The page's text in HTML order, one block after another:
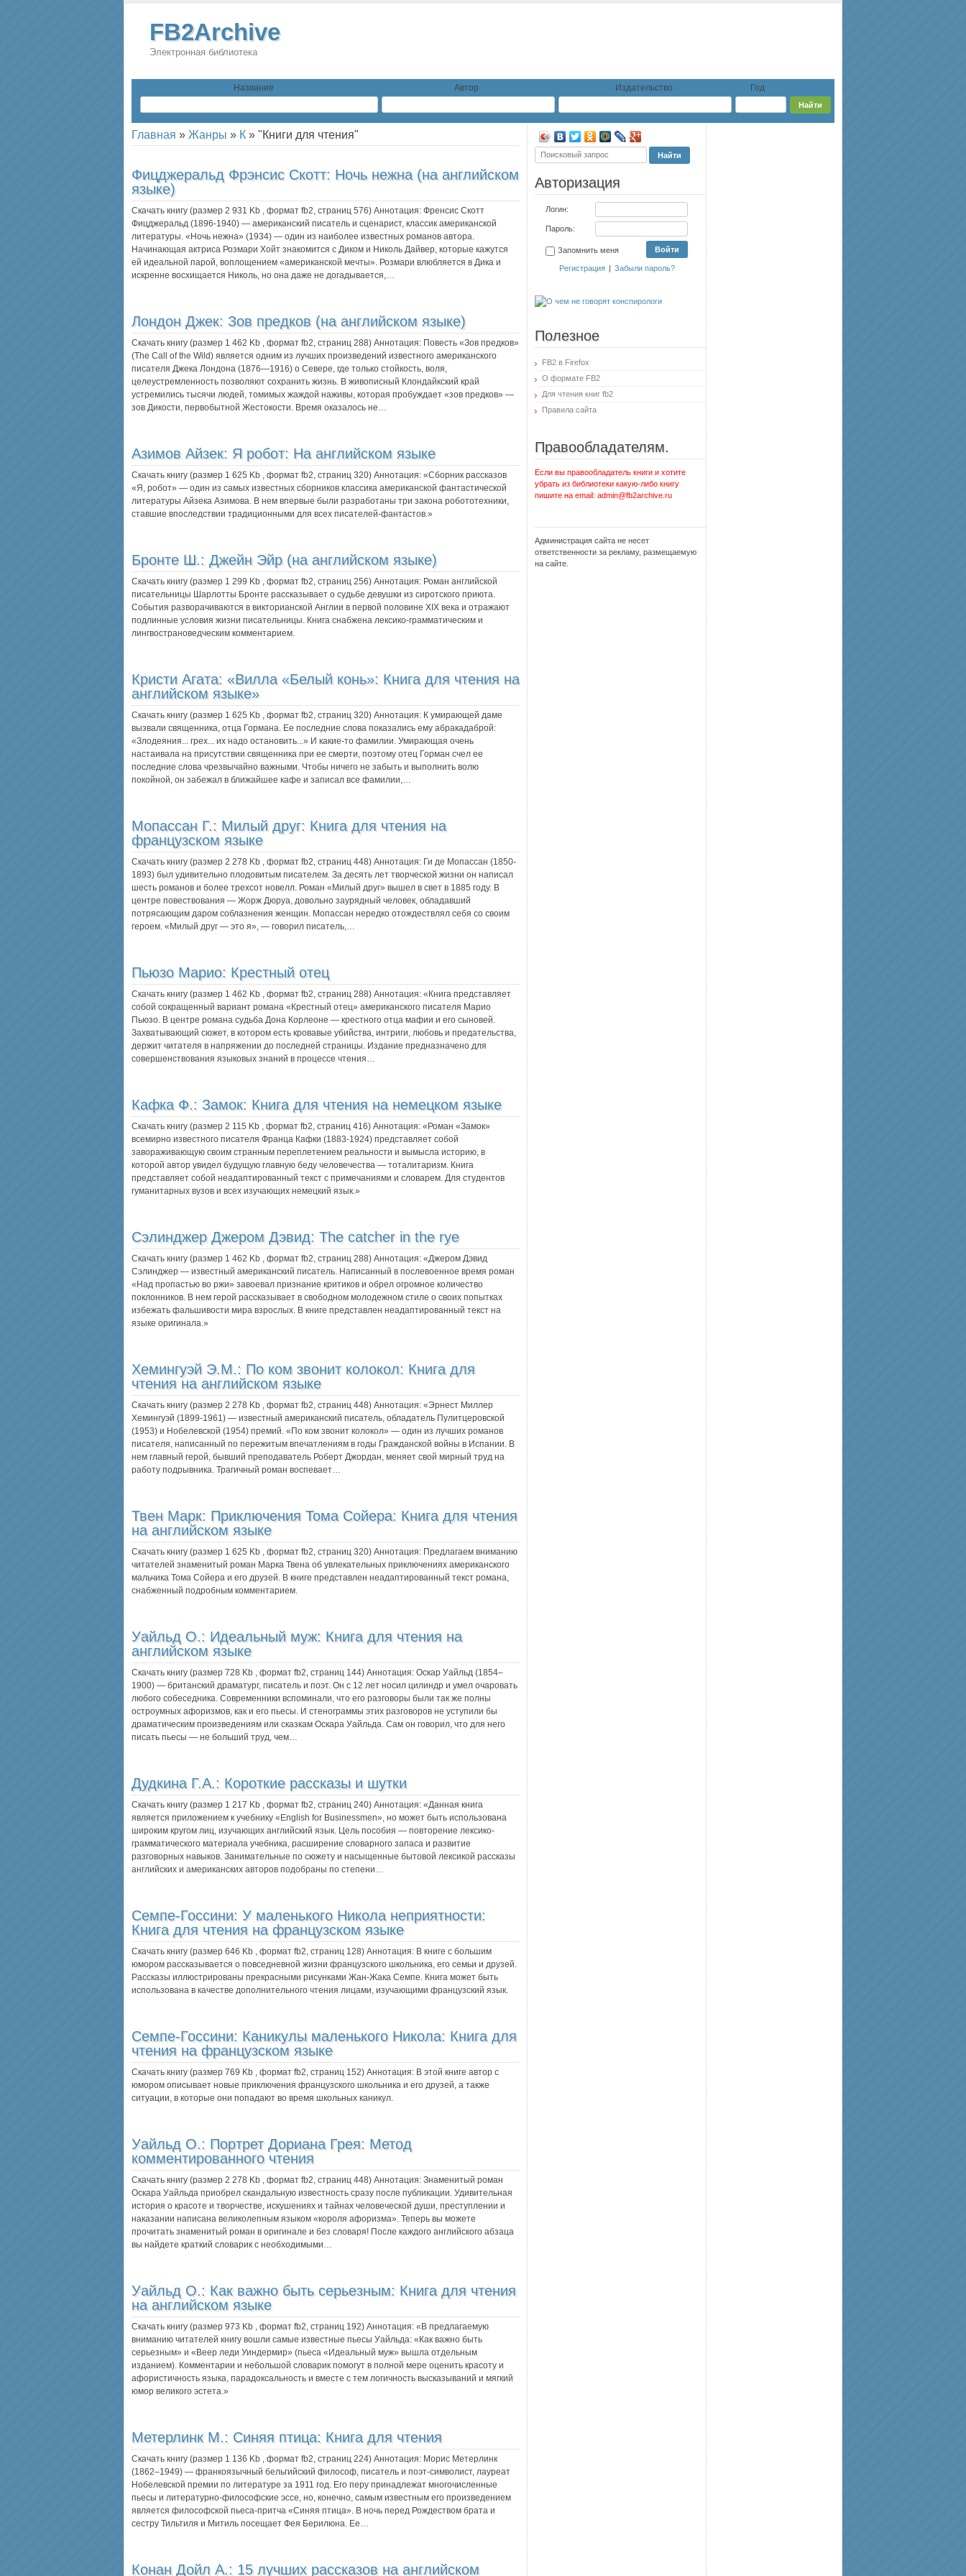
FB2Archive
Электронная библиотека
Название Автор Издательство Год
Главная » Жанры » К » "Книги для чтения"
Фицджеральд Фрэнсис Скотт: Ночь нежна (на английском
языке)
Скачать книгу (размер 2 931 Kb , формат fb2, страниц 576) Аннотация: Френсис Скотт
Фицджеральд (1896-1940) — американский писатель и сценарист, классик американской
литературы. «Ночь нежна» (1934) — один из наиболее известных романов автора.
Начинающая актриса Розмари Хойт знакомится с Диком и Николь Дайвер, которые кажутся
ей идеальной парой, воплощением «американской мечты». Розмари влюбляется в Дика и
искренне восхищается Николь, но она даже не догадывается,…
Лондон Джек: Зов предков (на английском языке)
Скачать книгу (размер 1 462 Kb , формат fb2, страниц 288) Аннотация: Повесть «Зов предков»
(The Call of the Wild) является одним из лучших произведений известного американского
писателя Джека Лондона (1876—1916) о Севере, где только стойкость, воля,
целеустремленность позволяют сохранить жизнь. В живописный Клондайкский край
устремились тысячи людей, томимых жаждой наживы, которая пробуждает «зов предков» —
зов Дикости, первобытной Жестокости. Время оказалось не…
Азимов Айзек: Я робот: На английском языке
Скачать книгу (размер 1 625 Kb , формат fb2, страниц 320) Аннотация: «Сборник рассказов
«Я, робот» — один из самых известных сборников классика американской фантастической
литературы Айзека Азимова. В нем впервые были разработаны три закона робототехники,
ставшие впоследствии традиционными для всех писателей-фантастов.»
Бронте Ш.: Джейн Эйр (на английском языке)
Скачать книгу (размер 1 299 Kb , формат fb2, страниц 256) Аннотация: Роман английской
писательницы Шарлотты Бронте рассказывает о судьбе девушки из сиротского приюта.
События разворачиваются в викторианской Англии в первой половине XIX века и отражают
подлинные условия жизни писательницы. Книга снабжена лексико-грамматическим и
лингвострановедческим комментарием.
Кристи Агата: «Вилла «Белый конь»: Книга для чтения на
английском языке»
Скачать книгу (размер 1 625 Kb , формат fb2, страниц 320) Аннотация: К умирающей даме
вызвали священника, отца Гормана. Ее последние слова показались ему абракадаброй:
«Злодеяния... грех... их надо остановить...» И какие-то фамилии. Умирающая очень
настаивала на присутствии священника при ее смерти, поэтому отец Горман счел ее
последние слова чрезвычайно важными. Чтобы ничего не забыть и выполнить волю
покойной, он забежал в ближайшее кафе и записал все фамилии,…
Мопассан Г.: Милый друг: Книга для чтения на
французском языке
Скачать книгу (размер 2 278 Kb , формат fb2, страниц 448) Аннотация: Ги де Мопассан (1850-
1893) был удивительно плодовитым писателем. За десять лет творческой жизни он написал
шесть романов и более трехсот новелл. Роман «Милый друг» вышел в свет в 1885 году. В
центре повествования — Жорж Дюруа, довольно заурядный человек, обладавший
потрясающим даром соблазнения женщин. Мопассан нередко отождествлял себя со своим
героем. «Милый друг — это я», — говорил писатель,…
Пьюзо Марио: Крестный отец
Скачать книгу (размер 1 462 Kb , формат fb2, страниц 288) Аннотация: «Книга представляет
собой сокращенный вариант романа «Крестный отец» американского писателя Марио
Пьюзо. В центре романа судьба Дона Корлеоне — крестного отца мафии и его сыновей.
Захватывающий сюжет, в котором есть кровавые убийства, интриги, любовь и предательства,
держит читателя в напряжении до последней страницы. Издание предназначено для
совершенствования языковых знаний в процессе чтения…
Кафка Ф.: Замок: Книга для чтения на немецком языке
Скачать книгу (размер 2 115 Kb , формат fb2, страниц 416) Аннотация: «Роман «Замок»
всемирно известного писателя Франца Кафки (1883-1924) представляет собой
завораживающую своим странным переплетением реальности и вымысла историю, в
которой автор увидел будущую главную беду человечества — тоталитаризм. Книга
представляет собой неадаптированный текст с примечаниями и словарем. Для студентов
гуманитарных вузов и всех изучающих немецкий язык.»
Сэлинджер Джером Дэвид: The catcher in the rye
Скачать книгу (размер 1 462 Kb , формат fb2, страниц 288) Аннотация: «Джером Дэвид
Сэлинджер — известный американский писатель. Написанный в послевоенное время роман
«Над пропастью во ржи» завоевал признание критиков и обрел огромное количество
поклонников. В нем герой рассказывает в свободном молодежном стиле о своих попытках
избежать фальшивости мира взрослых. В книге представлен неадаптированный текст на
языке оригинала.»
Хемингуэй Э.М.: По ком звонит колокол: Книга для
чтения на английском языке
Скачать книгу (размер 2 278 Kb , формат fb2, страниц 448) Аннотация: «Эрнест Миллер
Хемингуэй (1899-1961) — известный американский писатель, обладатель Пулитцеровской
(1953) и Нобелевской (1954) премий. «По ком звонит колокол» — один из лучших романов
писателя, написанный по пережитым впечатлениям в годы Гражданской войны в Испании. В
нем главный герой, бывший преподаватель Роберт Джордан, меняет свой мирный труд на
работу подрывника. Трагичный роман воспевает…
Твен Марк: Приключения Тома Сойера: Книга для чтения
на английском языке
Скачать книгу (размер 1 625 Kb , формат fb2, страниц 320) Аннотация: Предлагаем вниманию
читателей знаменитый роман Марка Твена об увлекательных приключениях американского
мальчика Тома Сойера и его друзей. В книге представлен неадаптированный текст романа,
снабженный подробным комментарием.
Уайльд О.: Идеальный муж: Книга для чтения на
английском языке
Скачать книгу (размер 728 Kb , формат fb2, страниц 144) Аннотация: Оскар Уайльд (1854–
1900) — британский драматург, писатель и поэт. Он с 12 лет носил цилиндр и умел очаровать
любого собеседника. Современники вспоминали, что его разговоры были так же полны
остроумных афоризмов, как и его пьесы. И стенограммы этих разговоров не уступили бы
драматическим произведениям или сказкам Оскара Уайльда. Сам он говорил, что для него
писать пьесы — не больший труд, чем…
Дудкина Г.А.: Короткие рассказы и шутки
Скачать книгу (размер 1 217 Kb , формат fb2, страниц 240) Аннотация: «Данная книга
является приложением к учебнику «English for Businessmen», но может быть использована
широким кругом лиц, изучающих английский язык. Цель пособия — повторение лексико-
грамматического материала учебника, расширение словарного запаса и развитие
разговорных навыков. Занимательные по сюжету и насыщенные бытовой лексикой рассказы
английских и американских авторов подобраны по степени…
Семпе-Госсини: У маленького Никола неприятности:
Книга для чтения на французском языке
Скачать книгу (размер 646 Kb , формат fb2, страниц 128) Аннотация: В книге с большим
юмором рассказывается о повседневной жизни французского школьника, его семьи и друзей.
Рассказы иллюстрированы прекрасными рисунками Жан-Жака Семпе. Книга может быть
использована в качестве дополнительного чтения лицами, изучающими французский язык.
Семпе-Госсини: Каникулы маленького Никола: Книга для
чтения на французском языке
Скачать книгу (размер 769 Kb , формат fb2, страниц 152) Аннотация: В этой книге автор с
юмором описывает новые приключения французского школьника и его друзей, а также
ситуации, в которые они попадают во время школьных каникул.
Уайльд О.: Портрет Дориана Грея: Метод
комментированного чтения
Скачать книгу (размер 2 278 Kb , формат fb2, страниц 448) Аннотация: Знаменитый роман
Оскара Уайльда приобрел скандальную известность сразу после публикации. Удивительная
история о красоте и творчестве, искушениях и тайнах человеческой души, преступлении и
наказании написана великолепным языком «короля афоризма». Теперь вы можете
прочитать знаменитый роман в оригинале и без словаря! После каждого английского абзаца
вы найдете краткий словарик с необходимыми…
Уайльд О.: Как важно быть серьезным: Книга для чтения
на английском языке
Скачать книгу (размер 973 Kb , формат fb2, страниц 192) Аннотация: «В предлагаемую
вниманию читателей книгу вошли самые известные пьесы Уайльда: «Как важно быть
серьезным» и «Веер леди Уиндермир» (пьеса «Идеальный муж» вышла отдельным
изданием). Комментарии и небольшой словарик помогут в полной мере оценить красоту и
афористичность языка, парадоксальность и вместе с тем логичность высказываний и мягкий
юмор великого эстета.»
Метерлинк М.: Синяя птица: Книга для чтения
Скачать книгу (размер 1 136 Kb , формат fb2, страниц 224) Аннотация: Морис Метерлинк
(1862–1949) — франкоязычный бельгийский философ, писатель и поэт-символист, лауреат
Нобелевской премии по литературе за 1911 год. Его перу принадлежат многочисленные
пьесы и литературно-философские эссе, но, конечно, самым известным его произведением
является философской пьеса-притча «Синяя птица». В ночь перед Рождеством брата и
сестру Тильтиля и Митиль посещает Фея Берилюна. Ее…
Конан Дойл А.: 15 лучших рассказов на английском
Авторизация
Логин:
Пароль:
Запомнить меня
Регистрация | Забыли пароль?
Полезное
FB2 в Firefox
О формате FB2
Для чтения книг fb2
Правила сайта
Правообладателям.
Если вы правообладатель книги и хотите
убрать из библиотеки какую-либо книгу
пишите на email: admin@fb2archive.ru
Администрация сайта не несет
ответственности за рекламу, размещаемую
на сайте.